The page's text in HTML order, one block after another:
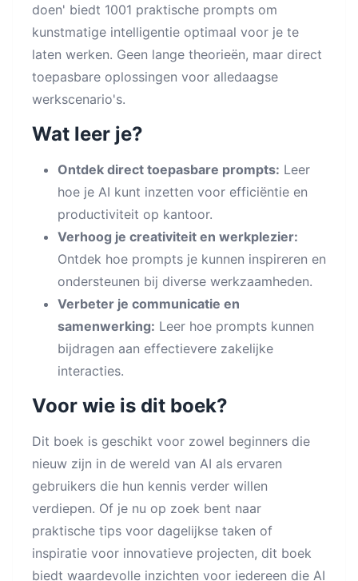
doen' biedt 1001 praktische prompts om
kunstmatige intelligentie optimaal voor je te
laten werken. Geen lange theorieën, maar direct
toepasbare oplossingen voor alledaagse
werkscenario's.
Wat leer je?
Ontdek direct toepasbare prompts: Leer
hoe je AI kunt inzetten voor efficiëntie en
productiviteit op kantoor.
Verhoog je creativiteit en werkplezier:
Ontdek hoe prompts je kunnen inspireren en
ondersteunen bij diverse werkzaamheden.
Verbeter je communicatie en
samenwerking: Leer hoe prompts kunnen
bijdragen aan effectievere zakelijke
interacties.
Voor wie is dit boek?
Dit boek is geschikt voor zowel beginners die
nieuw zijn in de wereld van AI als ervaren
gebruikers die hun kennis verder willen
verdiepen. Of je nu op zoek bent naar
praktische tips voor dagelijkse taken of
inspiratie voor innovatieve projecten, dit boek
biedt waardevolle inzichten voor iedereen die AI